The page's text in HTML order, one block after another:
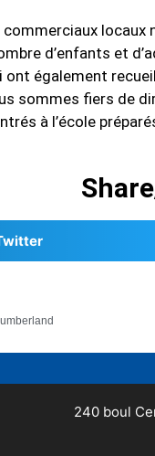
d’enfants et
ont également
sommes fiers de
à l’école
240 boul